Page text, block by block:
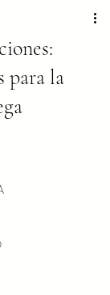
para la